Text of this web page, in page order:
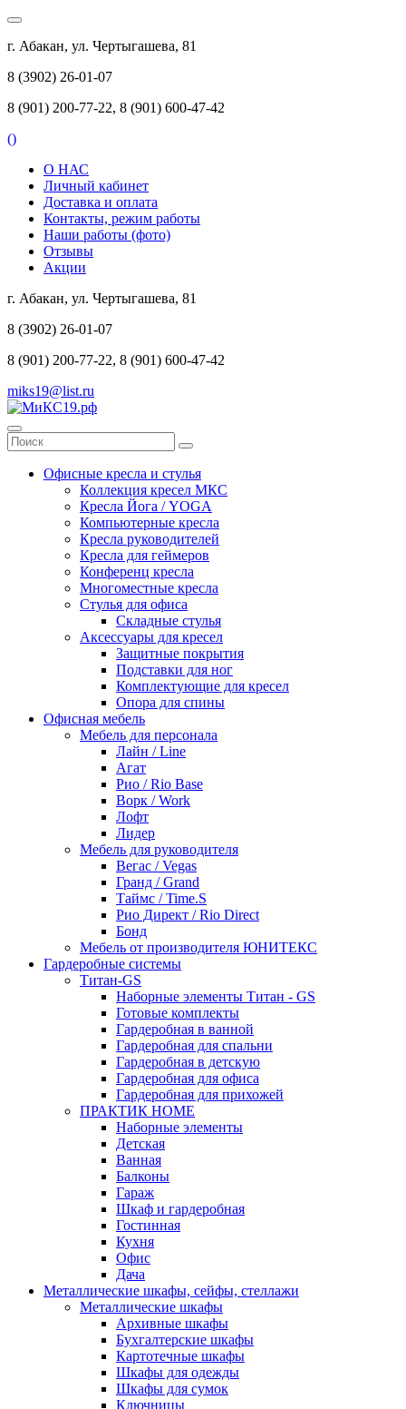
г. Абакан, ул. Чертыгашева, 81
8 (3902) 26-01-07
8 (901) 200-77-22, 8 (901) 600-47-42
()
О НАС
Личный кабинет
Доставка и оплата
Контакты, режим работы
Наши работы (фото)
Отзывы
Акции
г. Абакан, ул. Чертыгашева, 81
8 (3902) 26-01-07
8 (901) 200-77-22, 8 (901) 600-47-42
miks19@list.ru
Офисные кресла и стулья
Коллекция кресел МКС
Кресла Йога / YOGA
Компьютерные кресла
Кресла руководителей
Кресла для геймеров
Конференц кресла
Многоместные кресла
Стулья для офиса
Складные стулья
Аксессуары для кресел
Защитные покрытия
Подставки для ног
Комплектующие для кресел
Опора для спины
Офисная мебель
Мебель для персонала
Лайн / Line
Агат
Рио / Rio Base
Ворк / Work
Лофт
Лидер
Мебель для руководителя
Вегас / Vegas
Гранд / Grand
Таймс / Time.S
Рио Директ / Rio Direct
Бонд
Мебель от производителя ЮНИТЕКС
Гардеробные системы
Титан-GS
Наборные элементы Титан - GS
Готовые комплекты
Гардеробная в ванной
Гардеробная для спальни
Гардеробная в детскую
Гардеробная для офиса
Гардеробная для прихожей
ПРАКТИК HOME
Наборные элементы
Детская
Ванная
Балконы
Гараж
Шкаф и гардеробная
Гостинная
Кухня
Офис
Дача
Металлические шкафы, сейфы, стеллажи
Металлические шкафы
Архивные шкафы
Бухгалтерские шкафы
Картотечные шкафы
Шкафы для одежды
Шкафы для сумок
Ключницы